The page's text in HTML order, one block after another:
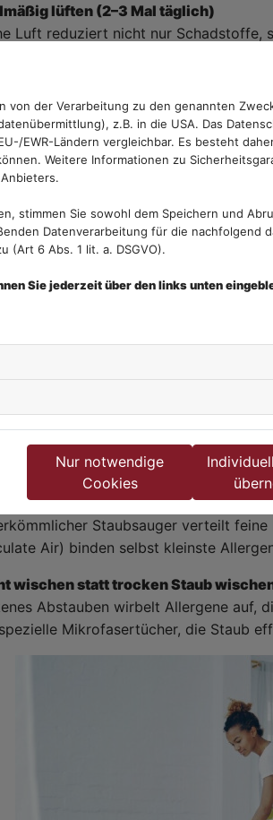
lüften (2–3 Mal täglich)
Luft reduziert nicht nur Schadstoffe,
ist dabei effektiver als dauerhaft
morgens und abends.
unter 50 % halten
lieben ein feucht-warmes
Ein Hygrometer hilft Ihnen, die
sinnvoll sein.
gezielt reduzieren
schwere Vorhänge, offene
Überlegen Sie,
können.
Laminat oder Parkett lassen sich
verzichten möchten, wählen Sie
und Weise, wie Sie reinigen, spielt
aufwirbeln.
mit HEPA-Filter verwenden
Staubsauger verteilt
Air) binden selbst kleinste
wischen statt trocken Staub
Abstauben wirbelt Allergene auf,
Mikrofasertücher, die Staub
von der Verarbeitung zu den genannten
z.B. in die USA. Das
EWR-Ländern vergleichbar. Es besteht
Weitere Informationen zu
stimmen Sie sowohl dem Speichern und
Datenverarbeitung für die nachfolgend
(Art 6 Abs. 1 lit. a. DSGVO).
Sie jederzeit über den links unten
Nur notwendige
Cookies